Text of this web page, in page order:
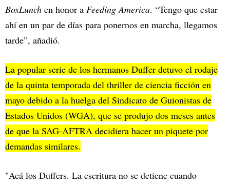
BoxLunch en honor a Feeding America. “Tengo que estar
ahí en un par de días para ponernos en marcha, llegamos
tarde”, añadió.
La popular serie de los hermanos Duffer detuvo el rodaje
de la quinta temporada del thriller de ciencia ficción en
mayo debido a la huelga del Sindicato de Guionistas de
Estados Unidos (WGA), que se produjo dos meses antes
de que la SAG-AFTRA decidiera hacer un piquete por
demandas similares.
"Acá los Duffers. La escritura no se detiene cuando